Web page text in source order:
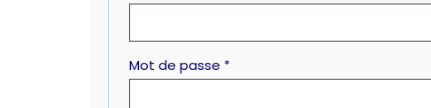
Mot de passe *